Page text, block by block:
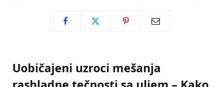
Uobičajeni uzroci mešanja